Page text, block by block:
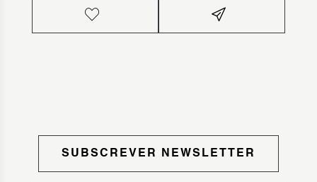
SUBSCREVER NEWSLETTER